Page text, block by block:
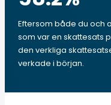
Eftersom både du och
som var en skattesats
den verkliga
verkade i början.